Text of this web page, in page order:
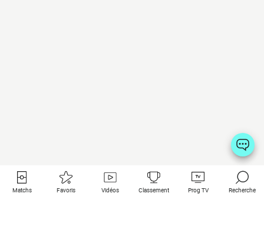
Matchs Favoris Vidéos Classement Prog TV Recherche